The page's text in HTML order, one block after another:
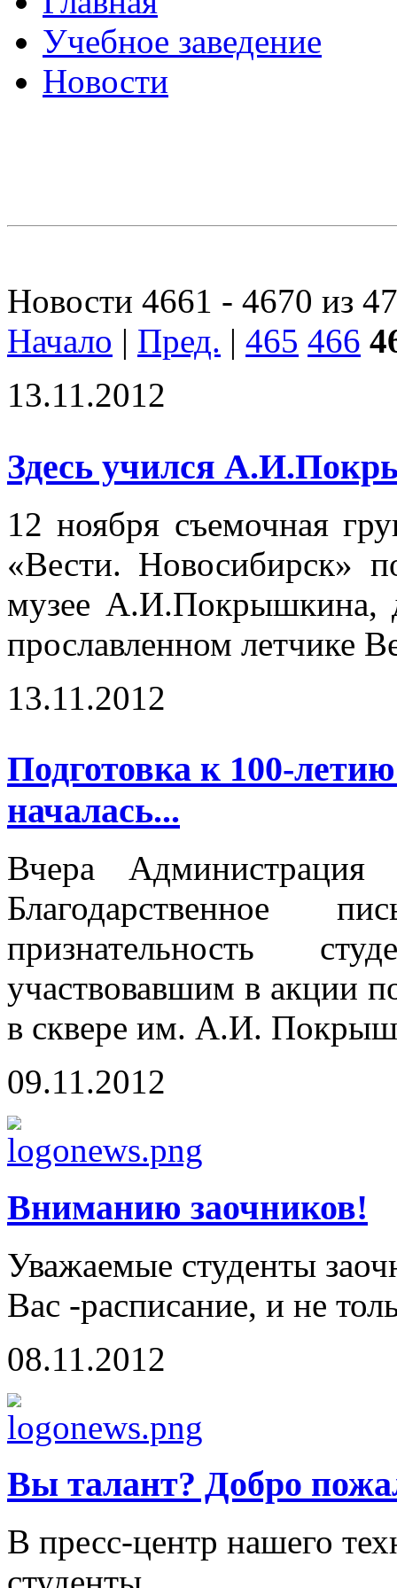
Учебное заведение
Новости
Новости 4661 - 4670 из
Начало | Пред. | 465 466
13.11.2012
Здесь учился
12 ноября съемочная
«Вести. Новосибирск»
музее А.И.Покрышкина,
прославленном летчике
13.11.2012
Подготовка к 100-
началась...
Вчера Администрация
Благодарственное
признательность
участвовавшим в акции
в сквере им. А.И.
09.11.2012
Вниманию заочников!
Уважаемые студенты
Вас -расписание, и не
08.11.2012
Вы талант? Добро
В пресс-центр нашего